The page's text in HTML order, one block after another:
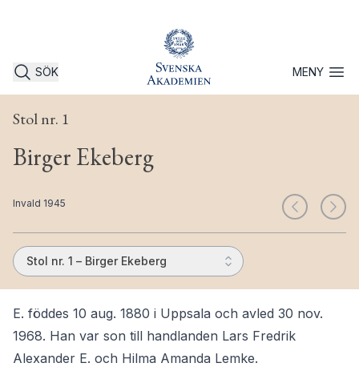
SÖK MENYÖppna
Stol nr. 1
Birger Ekeberg
Invald 1945
Stol nr. 1 – Birger Ekeberg
E. föddes 10 aug. 1880 i Uppsala och avled 30 nov.
1968. Han var son till handlanden Lars Fredrik
Alexander E. och Hilma Amanda Lemke.